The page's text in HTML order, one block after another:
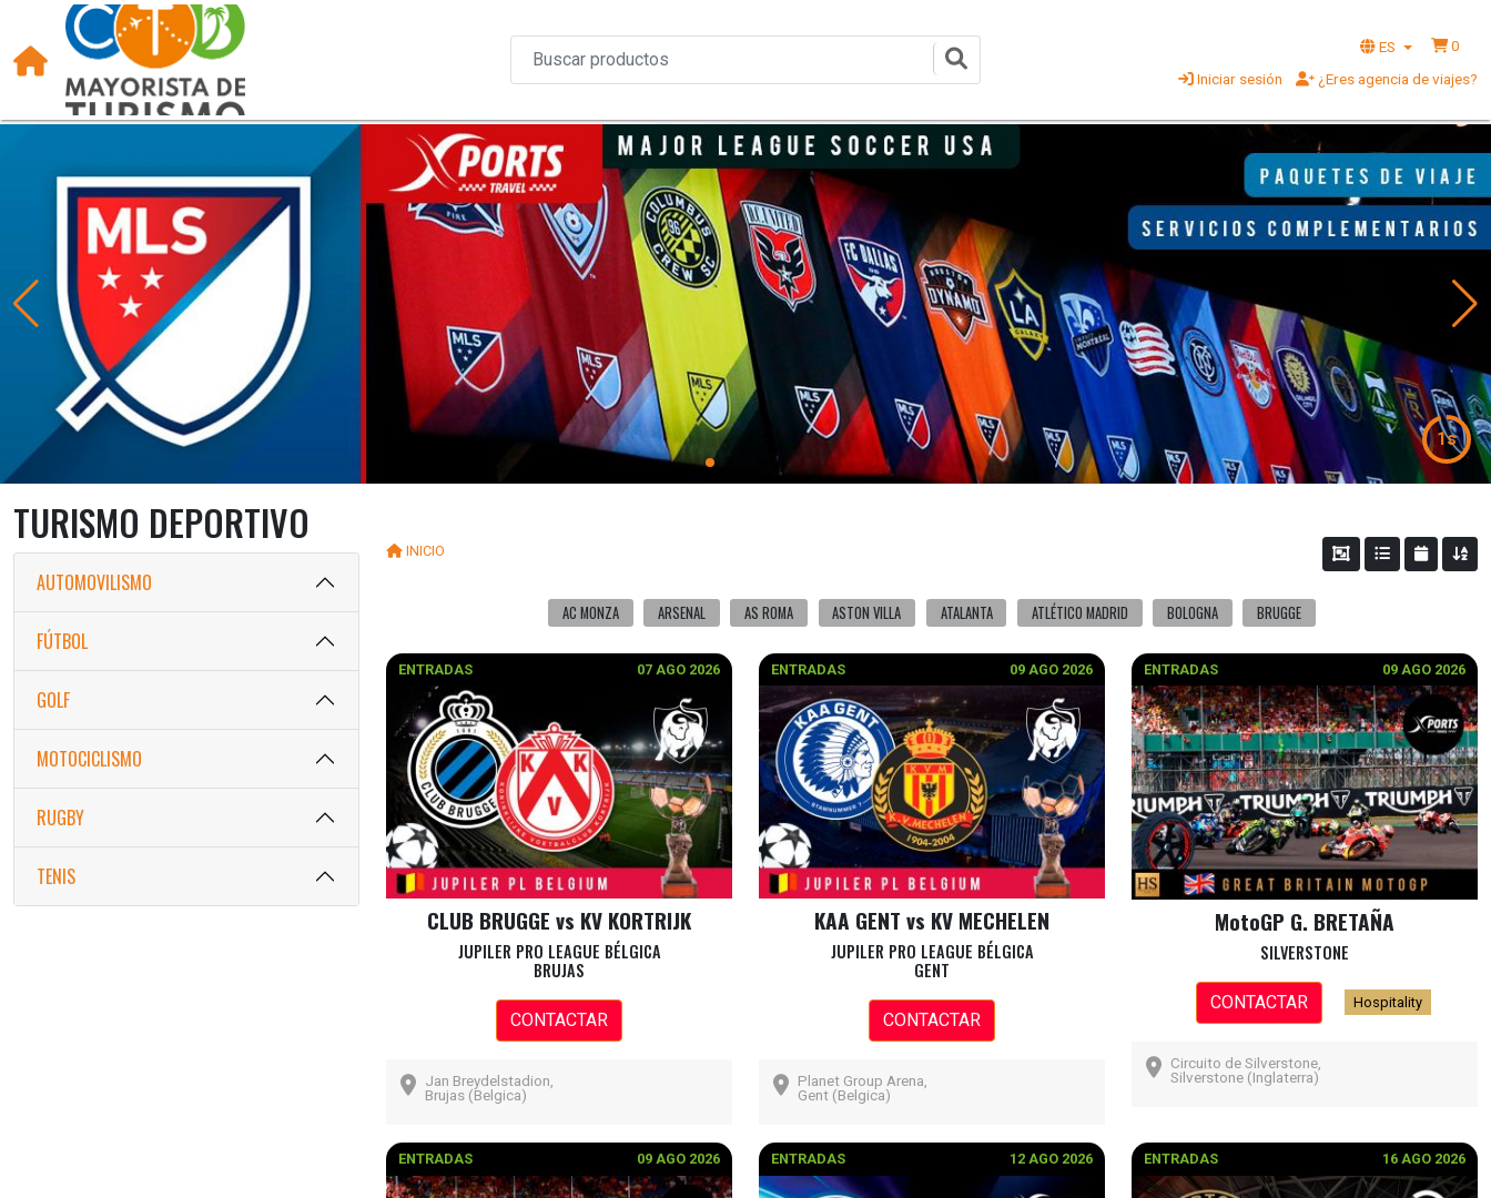
ES
0
Iniciar sesión
¿Eres agencia de viajes?
5s
TURISMO DEPORTIVO
AUTOMOVILISMO
FÚTBOL
GOLF
MOTOCICLISMO
RUGBY
TENIS
INICIO
AC MONZA ARSENAL AS ROMA ASTON VILLA ATALANTA ATLÉTICO MADRID BOLOGNA BRUGGE
ENTRADAS 07 AGO 2026
CLUB BRUGGE vs KV KORTRIJK
JUPILER PRO LEAGUE BÉLGICA
BRUJAS
CONTACTAR
Jan Breydelstadion,
Brujas (Belgica)
ENTRADAS 09 AGO 2026
KAA GENT vs KV MECHELEN
JUPILER PRO LEAGUE BÉLGICA
GENT
CONTACTAR
Planet Group Arena,
Gent (Belgica)
ENTRADAS 09 AGO 2026
MotoGP G. BRETAÑA
SILVERSTONE
CONTACTAR Hospitality
Circuito de Silverstone,
Silverstone (Inglaterra)
ENTRADAS 09 AGO 2026 ENTRADAS 12 AGO 2026 ENTRADAS 16 AGO 2026